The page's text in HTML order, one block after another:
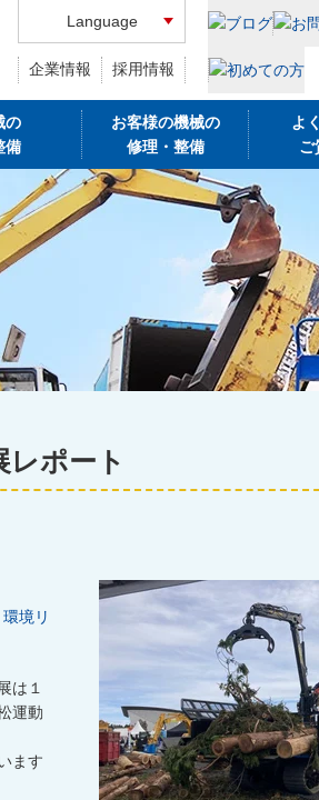
Language
企業情報 採用情報
の
備
お客様の機械の
修理・整備
よ
ご
レポート
環境リ
は１
運動
ます